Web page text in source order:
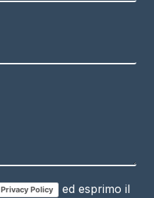
Privacy Policy
ed esprimo il